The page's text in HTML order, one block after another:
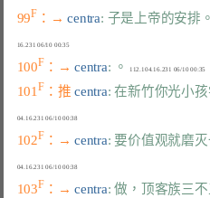
99F ：→ centra: 子是上帝的安排
16.231 06/10 00:35
100F ：→ centra: 。
101 F ：推 centra: 在新竹你光小
102F ：→ centra: 要价值观就磨
103F ：→ centra: 做，顶客族三